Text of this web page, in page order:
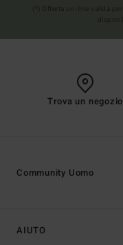
Trova un negozio
AIUTO
Community Uomo